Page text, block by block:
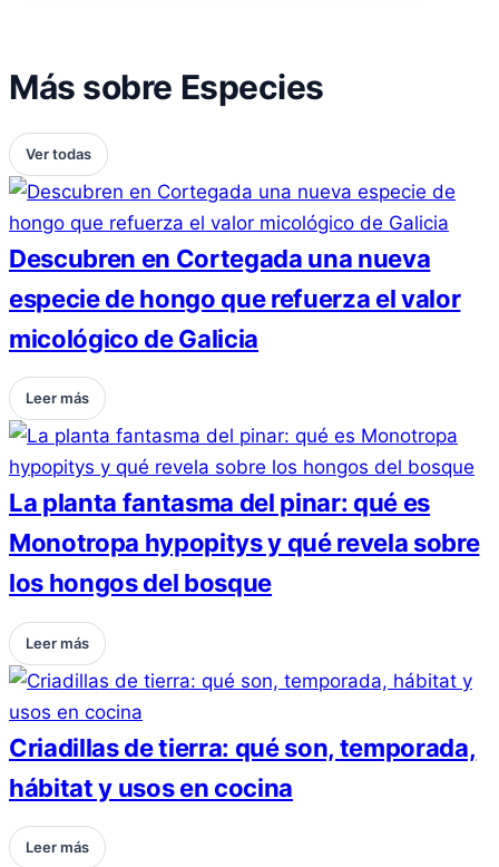
Más sobre Especies
Ver todas
Descubren en Cortegada una nueva
especie de hongo que refuerza el valor
micológico de Galicia
Leer más
La planta fantasma del pinar: qué es
Monotropa hypopitys y qué revela sobre
los hongos del bosque
Leer más
Criadillas de tierra: qué son, temporada,
hábitat y usos en cocina
Leer más